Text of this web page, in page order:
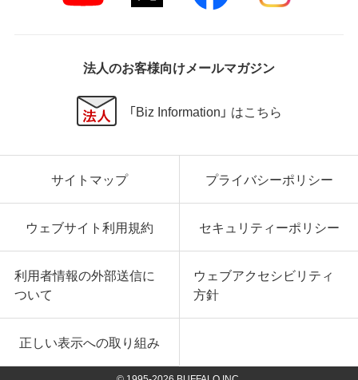
法人のお客様向けメールマガジン
「Biz Information」 はこちら
サイトマップ プライバシーポリシー
ウェブサイト利用規約 セキュリティーポリシー
利用者情報の外部送信に
ついて
ウェブアクセシビリティ
方針
正しい表示への取り組み